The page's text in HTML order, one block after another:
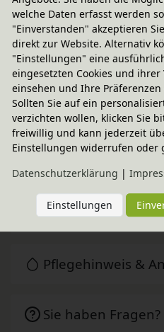
Fairer Paketversand
5,95 € innerhalb ...
Sofort lieferbar-
CO -neutraler
weitere Informationen
Technische Daten
FILIBABBA
Pflegehinweis &
Sie haben Fragen?
welche Daten erfasst werden
"Einverstanden" akzeptieren
direkt zur Website. Alternativ
"Einstellungen" eine
eingesetzten Cookies und ihrer
einsehen und Ihre
Sollten Sie auf ein
verzichten wollen, klicken Sie
freiwillig und kann jederzeit
Einstellungen widerrufen oder
Daten­schutz­erklärung |
Einstellungen